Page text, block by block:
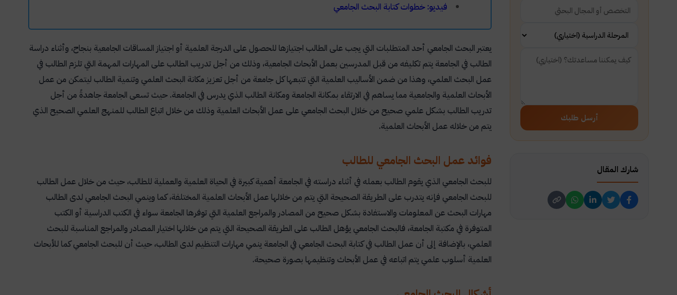
أرسل طلبك
شارك المقال
فيديو: خطوات كتابة البحث الجامعي
يعتبر البحث الجامعي أحد المتطلبات التي يجب على الطالب اجتيازها للحصول على الدرجة العلمية أو اجتياز المساقات الجامعية بنجاح، وأثناء دراسة
الطالب في الجامعة يتم تكليفه من قبل المدرسين بعمل الأبحاث الجامعية، وذلك من أجل تدريب الطالب على المهارات المهمة التي تلزم الطالب في
عمل البحث العلمي، وهذا من ضمن الأساليب العلمية التي تتبعها كل جامعة من أجل تعزيز مكانة البحث العلمي وتنمية الطالب ليتمكن من عمل
الأبحاث العلمية والجامعية مما يساهم في الارتقاء بمكانة الجامعة ومكانة الطالب الذي يدرس في الجامعة. حيث تسعى الجامعة جاهدةً من أجل
تدريب الطالب بشكل علمي صحيح من خلال البحث الجامعي على عمل الأبحاث العلمية وذلك من خلال اتباع الطالب للمنهج العلمي الصحيح الذي
يتم من خلاله عمل الأبحاث العلمية.
فوائد عمل البحث الجامعي للطالب
للبحث الجامعي الذي يقوم الطالب بعمله في أثناء دراسته في الجامعة أهمية كبيرة في الحياة العلمية والعملية للطالب، حيث من خلال عمل الطالب
للبحث الجامعي فإنه يتدرب على الطريقة الصحيحة التي يتم من خلالها عمل الأبحاث العلمية المختلفة، كما وينمي البحث الجامعي لدى الطالب
مهارات البحث عن المعلومات والاستفادة بشكل صحيح من المصادر والمراجع العلمية التي توفرها الجامعة سواء في الكتب الدراسية أو الكتب
المتوفرة في مكتبة الجامعة، فالبحث الجامعي يؤهل الطالب على الطريقة الصحيحة التي يتم من خلالها اختيار المصادر والمراجع المناسبة للبحث
العلمي، بالإضافة إلى أن عمل الطالب في كتابة البحث الجامعي في الجامعة ينمي مهارات التنظيم لدى الطالب، حيث أن للبحث الجامعي كما للأبحاث
العلمية أسلوب علمي يتم اتباعه في عمل الأبحاث وتنظيمها بصورة صحيحة.